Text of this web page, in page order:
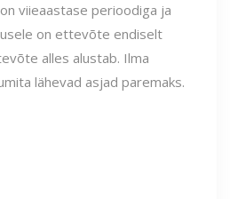
viieaastase perioodiga ja
on ettevõte endiselt
alles alustab. Ilma
lähevad asjad paremaks.